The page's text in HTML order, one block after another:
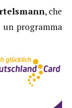
, che
programma